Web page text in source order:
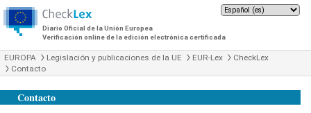
Diario Oficial de la Unión Europea
Verificación online de la edición electrónica certificada
EUROPA Legislación y publicaciones de la UE EUR-Lex
CheckLex
Contacto
Contacto